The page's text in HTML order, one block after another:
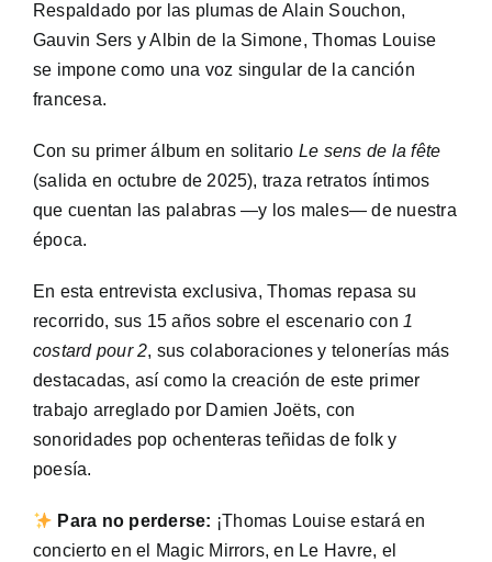
Respaldado por las plumas de Alain Souchon,
Gauvin Sers y Albin de la Simone, Thomas Louise
se impone como una voz singular de la canción
francesa.
Con su primer álbum en solitario Le sens de la fête
(salida en octubre de 2025), traza retratos íntimos
que cuentan las palabras —y los males— de nuestra
época.
En esta entrevista exclusiva, Thomas repasa su
recorrido, sus 15 años sobre el escenario con 1
costard pour 2, sus colaboraciones y telonerías más
destacadas, así como la creación de este primer
trabajo arreglado por Damien Joëts, con
sonoridades pop ochenteras teñidas de folk y
poesía.
Para no perderse: ¡Thomas Louise estará en
concierto en el Magic Mirrors, en Le Havre, el